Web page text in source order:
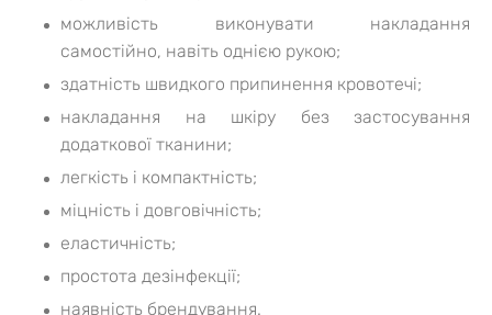
можливість виконувати накладання
самостійно, навіть однією рукою;
здатність швидкого припинення кровотечі;
накладання на шкіру без застосування
додаткової тканини;
легкість і компактність;
міцність і довговічність;
еластичність;
простота дезінфекції;
наявність брендування.